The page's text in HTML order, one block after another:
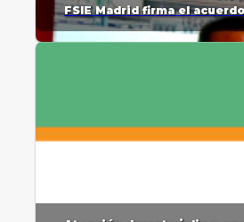
FSIE Madrid firma el